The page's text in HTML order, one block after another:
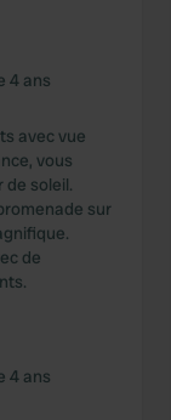
4 ans
avec vue
vous
de soleil.
sur
de
4 ans